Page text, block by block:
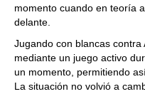
momento cuando en teoría
delante.
Jugando con blancas
mediante un juego activo
un momento, permitiendo
La situación no volvió a